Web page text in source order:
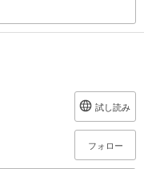
試し読み
フォロー